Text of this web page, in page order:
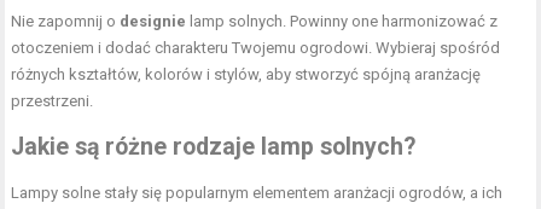
Nie zapomnij o designie lamp solnych. Powinny one harmonizować z
otoczeniem i dodać charakteru Twojemu ogrodowi. Wybieraj spośród
różnych kształtów, kolorów i stylów, aby stworzyć spójną aranżację
przestrzeni.
Jakie są różne rodzaje lamp solnych?
Lampy solne stały się popularnym elementem aranżacji ogrodów, a ich